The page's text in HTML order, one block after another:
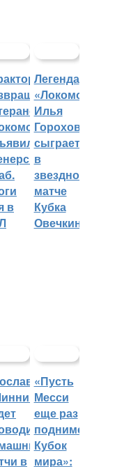
в
Легенда
«Локомотива»
Илья
Горохов
сыграет
в
звездном
матче
Кубка
Овечкина
в
«Пусть
Месси
еще раз
поднимет
Кубок
мира»: